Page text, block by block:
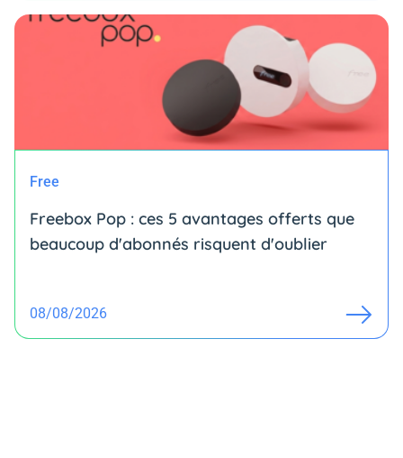
Free
Freebox Pop : ces 5 avantages offerts que
beaucoup d'abonnés risquent d'oublier
08/08/2026